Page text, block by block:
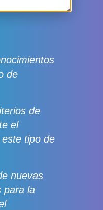
de
de
el
tipo de
nuevas
para la